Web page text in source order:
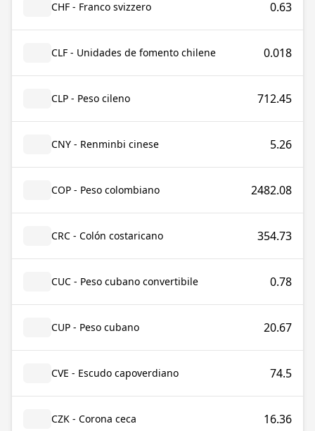
CHF - Franco svizzero 0.63
CLF - Unidades de fomento chilene 0.018
CLP - Peso cileno 712.45
CNY - Renminbi cinese 5.26
COP - Peso colombiano 2482.08
CRC - Colón costaricano 354.73
CUC - Peso cubano convertibile 0.78
CUP - Peso cubano 20.67
CVE - Escudo capoverdiano 74.5
CZK - Corona ceca 16.36